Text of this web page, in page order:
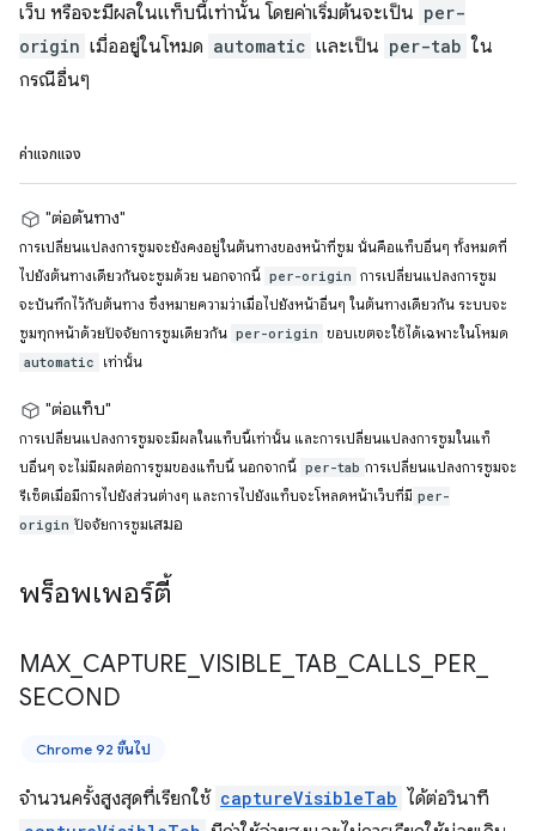
เว็บ หรือจะมีผลในแท็บนี้เท่านั้น โดยค่าเริ่มต้นจะเป็น per-
origin เมื่ออยู่ในโหมด automatic และเป็น per-tab ใน
กรณีอื่นๆ
ค่าแจกแจง
"ต่อต้นทาง"
การเปลี่ยนแปลงการซูมจะยังคงอยู่ในต้นทางของหน้าที่ซูม นั่นคือแท็บอื่นๆ ทั้งหมดที่
ไปยังต้นทางเดียวกันจะซูมด้วย นอกจากนี้ per-origin การเปลี่ยนแปลงการซูม
จะบันทึกไว้กับต้นทาง ซึ่งหมายความว่าเมื่อไปยังหน้าอื่นๆ ในต้นทางเดียวกัน ระบบจะ
ซูมทุกหน้าด้วยปัจจัยการซูมเดียวกัน per-origin ขอบเขตจะใช้ได้เฉพาะในโหมด
automatic เท่านั้น
"ต่อแท็บ"
การเปลี่ยนแปลงการซูมจะมีผลในแท็บนี้เท่านั้น และการเปลี่ยนแปลงการซูมในแท็
บอื่นๆ จะไม่มีผลต่อการซูมของแท็บนี้ นอกจากนี้ per-tab การเปลี่ยนแปลงการซูมจะ
รีเซ็ตเมื่อมีการไปยังส่วนต่างๆ และการไปยังแท็บจะโหลดหน้าเว็บที่มี per-
origin ปัจจัยการซูมเสมอ
พร็อพเพอร์ตี้
MAX CAPTURE VISIBLE TAB CALLS PER
SECOND
Chrome 92 ขึ้นไป
จำนวนครั้งสูงสุดที่เรียกใช้ captureVisibleTab ได้ต่อวินาที